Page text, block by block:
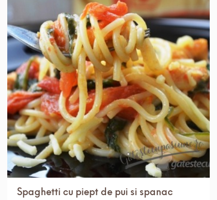
IN 1 ORA. MEDIU 8 PORTII
Spaghetti cu piept de pui si spanac